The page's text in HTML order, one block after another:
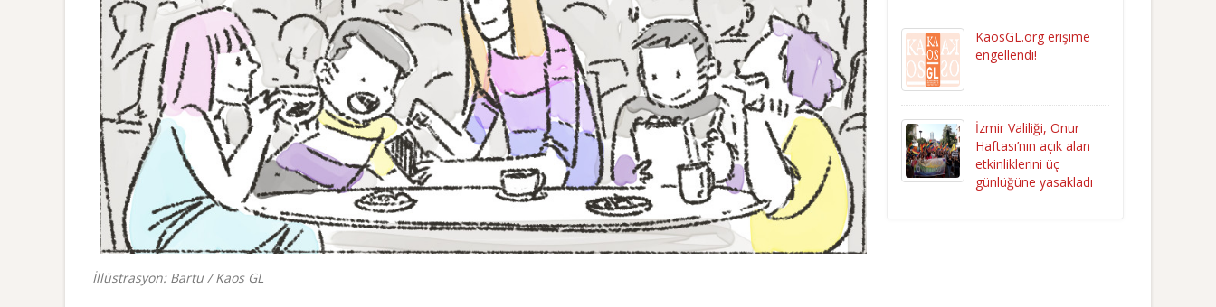
İllüstrasyon: Bartu / Kaos GL
KaosGL.org erişime
engellendi!
İzmir Valiliği, Onur
Haftası’nın açık alan
etkinliklerini üç
günlüğüne yasakladı